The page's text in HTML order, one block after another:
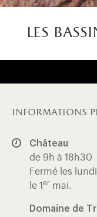
les
informations
Château
de 9h à 18h30
Fermé les
le 1 er mai.
Domaine de